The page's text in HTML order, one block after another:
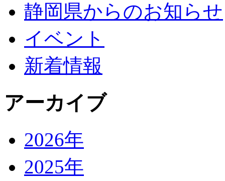
静岡県からのお知らせ
イベント
新着情報
アーカイブ
2026年
2025年